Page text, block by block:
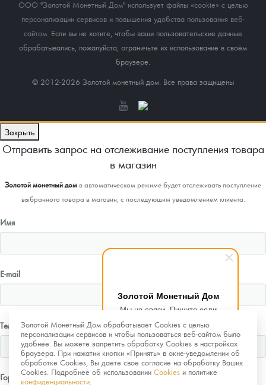
Золотой Монетный Дом
Мы на связи. Пишите если
возникнут любые вопросы.
Рады помочь.
ООО "Золотой Монетный Дом" использует файлы «cookie» с целью
персонализации сервисов и повышения удобства пользования веб-
сайтом. Если вы не хотите, чтобы ваши пользовательские данные
обрабатывались, пожалуйста, ограничьте их использование в своём
браузере.
© 2012-2026 Золотой монетный дом. Все права защищены
Золотой Монетный Дом обрабатывает Cookies с целью
персонализации сервисов и чтобы пользоваться веб-сайтом было
удобнее. Вы можете запретить обработку Cookies в настройках
браузера. При нажатии кнопки «Принять» в окне-уведомлении об
обработке Cookies, Вы даете свое согласие на обработку Ваших
Cookies. Подробнее об использовании Cookies и политике
конфиденциальности
Закрыть
Отправить запрос на отслеживание поступления товара
в магазин
Золотой монетный домв автоматическом режиме будет отслеживать поступление
выбранного товара в магазин, с последующим уведомлением клиента.
Имя
E-mail
Телефон
Город